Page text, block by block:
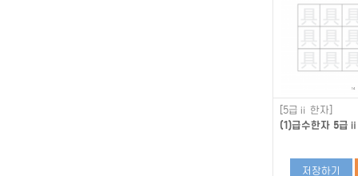
[5급ⅱ 한자]
(1)급수한자 5급
저장하기